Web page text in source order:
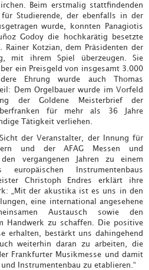
Beim erstmalig stattfindenden
Studierende, der ebenfalls in der
wurde, konnten Panagiotis
Godoy die hochkarätig besetzte
Rainer Kotzian, dem Präsidenten der
mit ihrem Spiel überzeugen. Sie
ein Preisgeld von insgesamt 3.000
Ehrung wurde auch Thomas
Dem Orgelbauer wurde im Vorfeld
der Goldene Meisterbrief der
für mehr als 36 Jahre
Tätigkeit verliehen.
der Veranstalter, der Innung für
und der AFAG Messen und
vergangenen Jahren zu einem
Instrumentenbaus
Christoph Endres erklärt ihre
„Mit der akustika ist es uns in den
eine international angesehene
Austausch sowie den
Handwerk zu schaffen. Die positive
erhalten, bestärkt uns dahingehend
weiterhin daran zu arbeiten, die
Frankfurter Musikmesse und damit
Instrumentenbau zu etablieren.“